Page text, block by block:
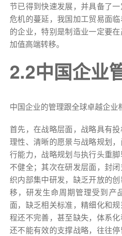
节已得到快速发展，并具备了
危机的蔓延，我国加工贸易面
的企业，特别是制造业一定要
加值高端转移。
2.2中国企业
中国企业的管理跟全球卓越企业
首先，在战略层面，战略具有投
理性、清晰的愿景与战略规划
行能力，战略规划与执行头重
不健全；其次在研发层面，封
织内部集中研发，缺乏开放的
移，研发生命周期管理受到产
面，缺乏相关标准，精细化和
程还不完善，甚至缺失，体系化
还不能有效的支撑战略，往往